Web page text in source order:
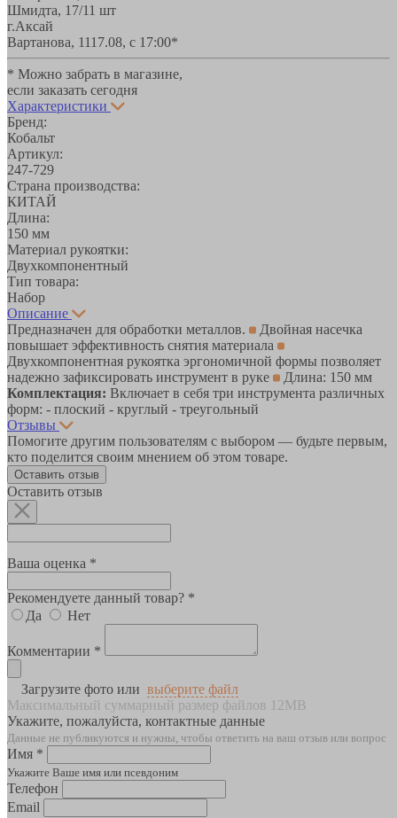
Шмидта, 17/11 шт
г.Аксай
Вартанова, 1117.08, с 17:00*
* Можно забрать в магазине,
если заказать сегодня
Характеристики
Бренд:
Кобальт
Артикул:
247-729
Страна производства:
КИТАЙ
Длина:
150 мм
Материал рукоятки:
Двухкомпонентный
Тип товара:
Набор
Описание
Предназначен для обработки металлов.
Двойная насечка
повышает эффективность снятия материала
Двухкомпонентная рукоятка эргономичной формы позволяет
надежно зафиксировать инструмент в руке
Длина: 150 мм
Комплектация: Включает в себя три инструмента различных
форм: - плоский - круглый - треугольный
Отзывы
Помогите другим пользователям с выбором — будьте первым,
кто поделится своим мнением об этом товаре.
Оставить отзыв
Оставить отзыв
Ваша оценка *
Рекомендуете данный товар? *
Да
Нет
Комментарии *
Загрузите фото или выберите файл
Максимальный суммарный размер файлов 12MB
Укажите, пожалуйста, контактные данные
Данные не публикуются и нужны, чтобы ответить на ваш отзыв или вопрос
Имя *
Укажите Ваше имя или псевдоним
Телефон
Email